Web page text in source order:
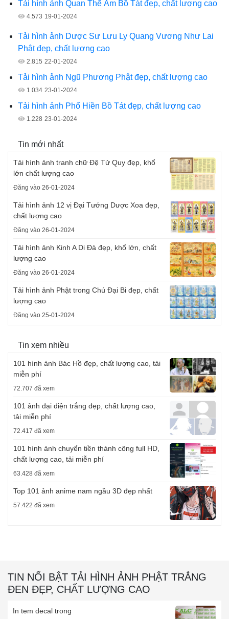
Tải hình ảnh Quan Thế Âm Bồ Tát đẹp, chất lượng cao
4.573 19-01-2024
Tải hình ảnh Dược Sư Lưu Ly Quang Vương Như Lai
Phật đẹp, chất lượng cao
2.815 22-01-2024
Tải hình ảnh Ngũ Phương Phật đẹp, chất lượng cao
1.034 23-01-2024
Tải hình ảnh Phổ Hiền Bồ Tát đẹp, chất lượng cao
1.228 23-01-2024
Tin mới nhất
Tải hình ảnh tranh chữ Đệ Tử Quy đẹp, khổ
lớn chất lượng cao
Đăng vào 26-01-2024
Tải hình ảnh 12 vị Đại Tướng Dược Xoa đẹp,
chất lượng cao
Đăng vào 26-01-2024
Tải hình ảnh Kinh A Di Đà đẹp, khổ lớn, chất
lượng cao
Đăng vào 26-01-2024
Tải hình ảnh Phật trong Chú Đại Bi đẹp, chất
lượng cao
Đăng vào 25-01-2024
Tin xem nhiều
101 hình ảnh Bác Hồ đẹp, chất lượng cao, tải
miễn phí
72.707 đã xem
101 ảnh đại diện trắng đẹp, chất lượng cao,
tải miễn phí
72.417 đã xem
101 hình ảnh chuyển tiền thành công full HD,
chất lượng cao, tải miễn phí
63.428 đã xem
Top 101 ảnh anime nam ngầu 3D đẹp nhất
57.422 đã xem
TIN NỔI BẬT TẢI HÌNH ẢNH PHẬT TRẮNG
ĐEN ĐẸP, CHẤT LƯỢNG CAO
In tem decal trong